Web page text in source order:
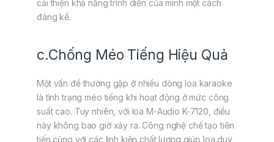
cải thiện khả năng trình diễn của mình một cách
đáng kể.
c.Chống Méo Tiếng Hiệu Quả
Một vấn đề thường gặp ở nhiều dòng loa karaoke
là tình trạng méo tiếng khi hoạt động ở mức công
suất cao. Tuy nhiên, với loa M-Audio K-7120, điều
này không bao giờ xảy ra. Công nghệ chế tạo tiên
tiến cùng với các linh kiện chất lượng giúp loa duy